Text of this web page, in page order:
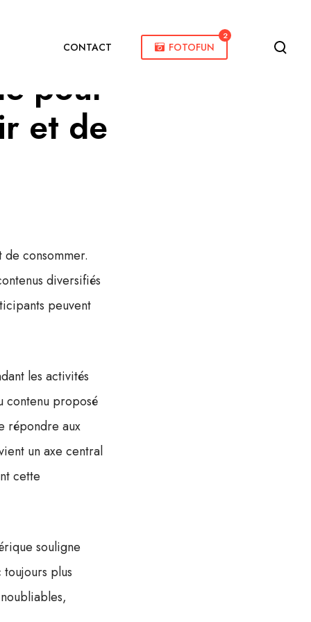
CONTACT FOTOFUN
2
pour
et de
consommer.
diversifiés
peuvent
les activités
contenu proposé
répondre aux
un axe central
cette
souligne
plus